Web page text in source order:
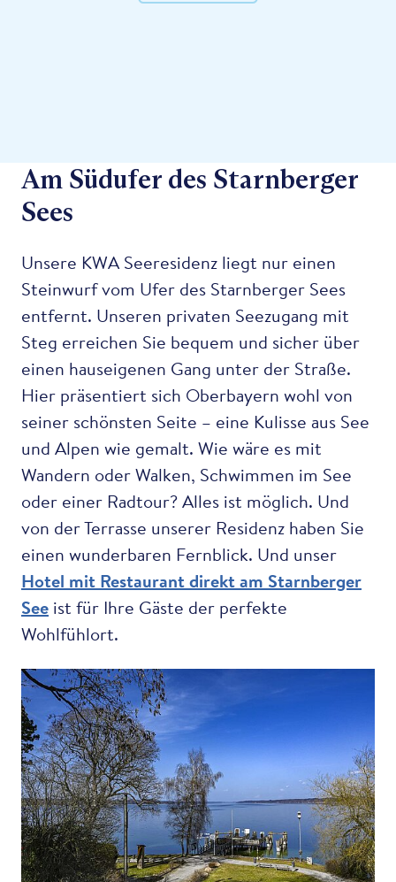
Am Südufer des Starnberger
Sees
Unsere KWA Seeresidenz liegt nur einen
Steinwurf vom Ufer des Starnberger Sees
entfernt. Unseren privaten Seezugang mit
Steg erreichen Sie bequem und sicher über
einen hauseigenen Gang unter der Straße.
Hier präsentiert sich Oberbayern wohl von
seiner schönsten Seite – eine Kulisse aus See
und Alpen wie gemalt. Wie wäre es mit
Wandern oder Walken, Schwimmen im See
oder einer Radtour? Alles ist möglich. Und
von der Terrasse unserer Residenz haben Sie
einen wunderbaren Fernblick. Und unser
Hotel mit Restaurant direkt am Starnberger
See ist für Ihre Gäste der perfekte
Wohlfühlort.